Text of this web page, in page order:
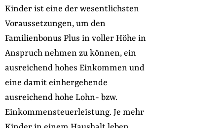
Kinder ist eine der wesentlichsten
Voraussetzungen, um den
Familienbonus Plus in voller Höhe in
Anspruch nehmen zu können, ein
ausreichend hohes Einkommen und
eine damit einhergehende
ausreichend hohe Lohn- bzw.
Einkommensteuerleistung. Je mehr